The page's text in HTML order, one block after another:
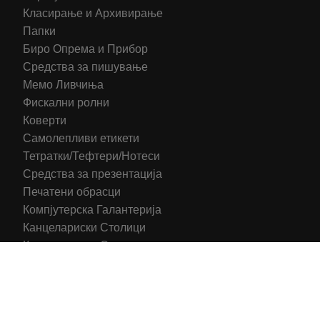
Класирање и Архивирање
Папки
Биро Опрема и Прибор
Средства за пишување
Мемо Ливчиња
Фискални ролни
Коверти
Самолепливи етикети
Тетратки/Тефтери/Нотеси
Средства за презентација
Печатени обрасци
Компјутерска Галантерија
Канцелариски Столици
Канцелариска Опрема